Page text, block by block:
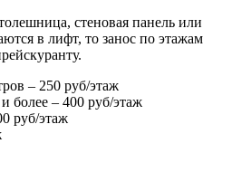
стеновая панель или
в лифт, то занос по этажам
– 250 руб/этаж
более – 400 руб/этаж
руб/этаж